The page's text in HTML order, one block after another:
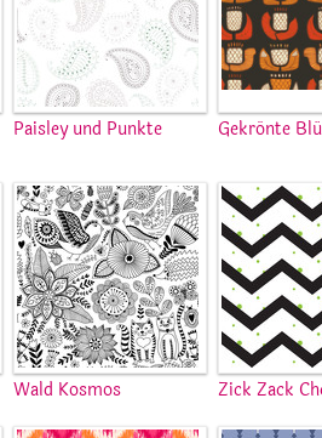
Paisley und Punkte Gekrönte
Wald Kosmos Zick Zack